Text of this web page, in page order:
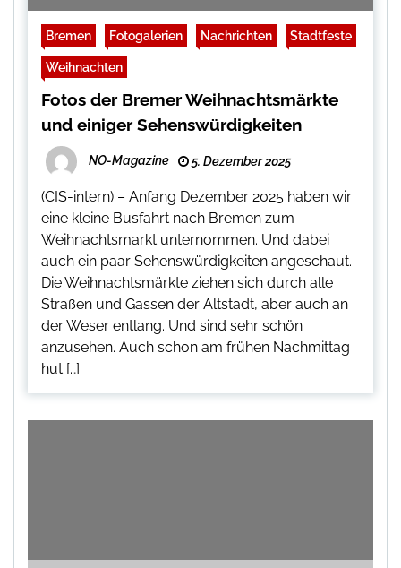
Bremen Fotogalerien Nachrichten Stadtfeste
Weihnachten
Fotos der Bremer Weihnachtsmärkte
und einiger Sehenswürdigkeiten
NO-Magazine 5. Dezember 2025
(CIS-intern) – Anfang Dezember 2025 haben wir
eine kleine Busfahrt nach Bremen zum
Weihnachtsmarkt unternommen. Und dabei
auch ein paar Sehenswürdigkeiten angeschaut.
Die Weihnachtsmärkte ziehen sich durch alle
Straßen und Gassen der Altstadt, aber auch an
der Weser entlang. Und sind sehr schön
anzusehen. Auch schon am frühen Nachmittag
hut […]